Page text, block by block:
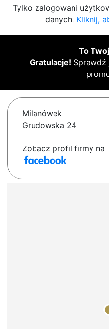
Tylko zalogowani
danych. Kliknij,
To
Gratulacje! Sprawdź
Milanówek
Grudowska 24
Zobacz profil firmy na